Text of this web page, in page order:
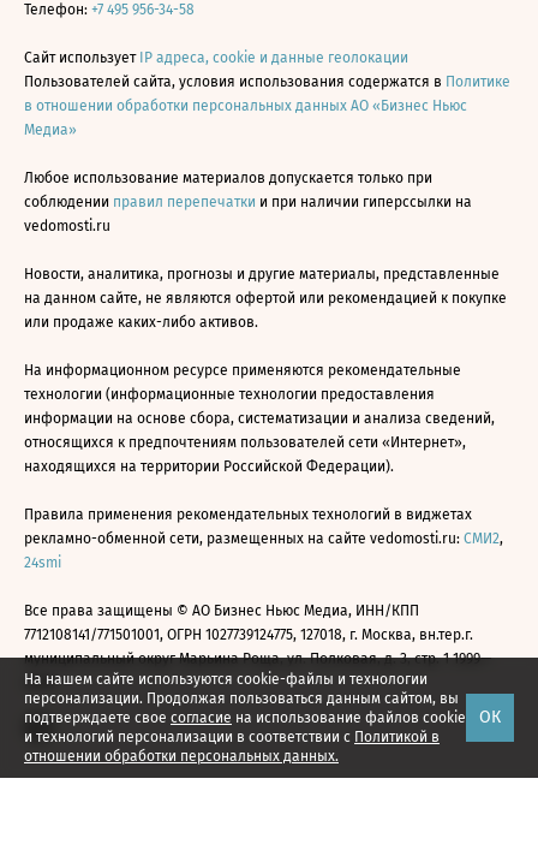
На нашем сайте используются cookie-файлы и технологии
персонализации. Продолжая пользоваться данным сайтом, вы
подтверждаете свое согласие на использование файлов cookie
и технологий персонализации в соответствии с Политикой в
отношении обработки персональных данных.
ОК
Телефон: +7 495 956-34-58
Сайт использует IP адреса, cookie и данные геолокации
Пользователей сайта, условия использования содержатся в Политике
в отношении обработки персональных данных АО «Бизнес Ньюс
Медиа»
Любое использование материалов допускается только при
соблюдении правил перепечатки и при наличии гиперссылки на
vedomosti.ru
Новости, аналитика, прогнозы и другие материалы, представленные
на данном сайте, не являются офертой или рекомендацией к покупке
или продаже каких-либо активов.
На информационном ресурсе применяются рекомендательные
технологии (информационные технологии предоставления
информации на основе сбора, систематизации и анализа сведений,
относящихся к предпочтениям пользователей сети «Интернет»,
находящихся на территории Российской Федерации).
Правила применения рекомендательных технологий в виджетах
рекламно-обменной сети, размещенных на сайте vedomosti.ru: СМИ2,
24smi
Все права защищены © АО Бизнес Ньюс Медиа, ИНН/КПП
7712108141/771501001, ОГРН 1027739124775, 127018, г. Москва, вн.тер.г.
муниципальный округ Марьина Роща, ул. Полковая, д. 3, стр. 1 1999—
2026